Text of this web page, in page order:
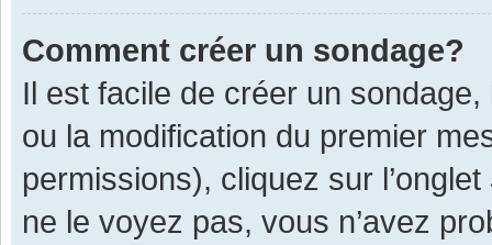
Comment créer un sondage?
Il est facile de créer un
ou la modification du premier
permissions), cliquez sur l’onglet
ne le voyez pas, vous n’avez